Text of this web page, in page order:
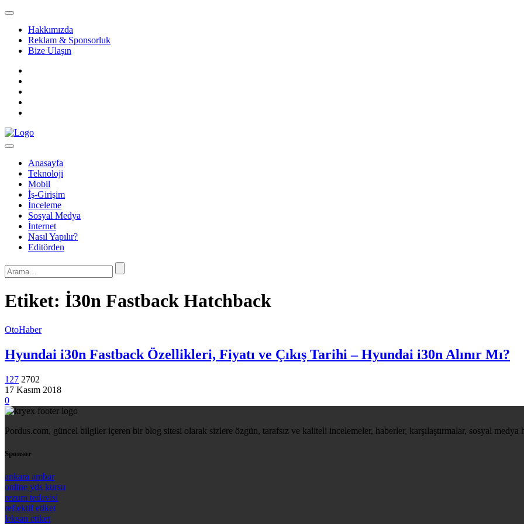
Hakkımızda
Reklam & Sponsorluk
Bize Ulaşın
Anasayfa
Teknoloji
Mobil
İş-Girişim
İnceleme
Sosyal Medya
İnternet
Nasıl Yapılır?
Editörden
Etiket: İ30n Fastback Hatchback
OtoHaber
Hyundai i30n Fastback Özellikleri, Fiyatı ve Çıkış Tarihi – Hyundai i30n Alınır Mı?
127 2702
17 Kasım 2018
0
Pordus.com, güncel bilgiler içeren bir blog sitesi olarak sizlere özgün, tarafsız ve kaliteli incelemeler, haberler, karşılaştırmalar, sosyal
Sponsor
ankara ambar
online yds kursu
rezum tedavisi
reflektif etiket
leksan etiket